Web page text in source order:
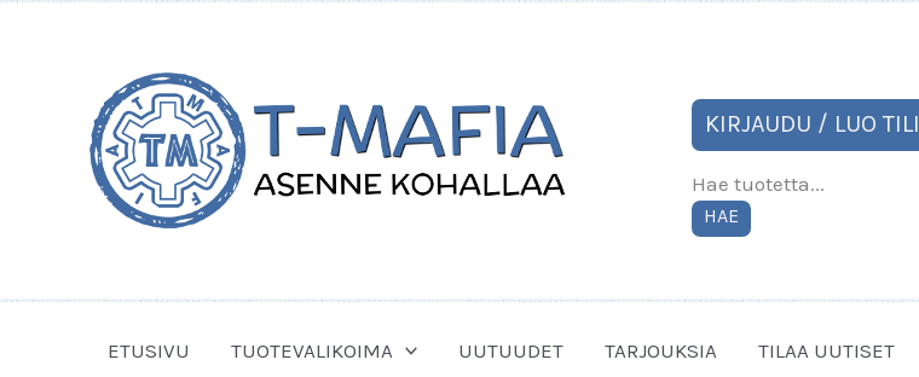
KIRJAUDU / LUO TILI
Hae tuotetta...
HAE
ETUSIVU TUOTEVALIKOIMA UUTUUDET TARJOUKSIA TILAA UUTISET